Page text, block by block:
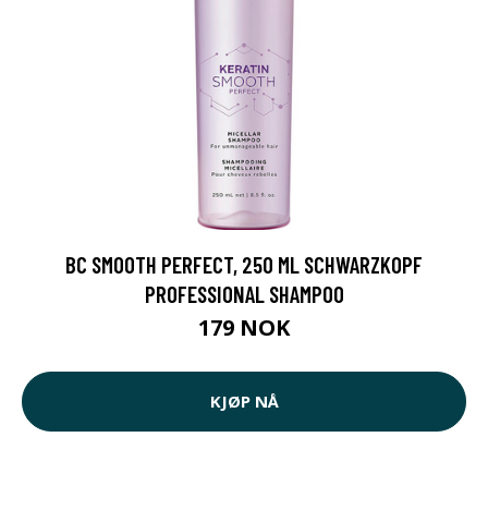
BC SMOOTH PERFECT, 250 ML SCHWARZKOPF
PROFESSIONAL SHAMPOO
179 NOK
KJØP NÅ